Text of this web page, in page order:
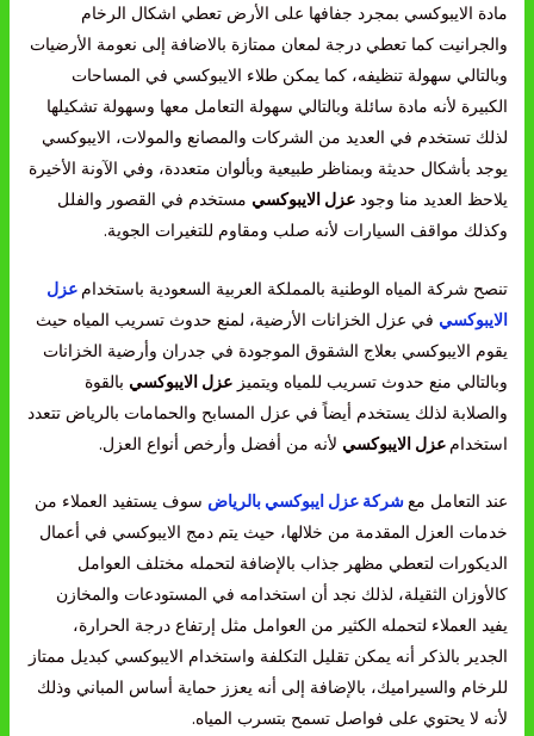
مادة الايبوكسي بمجرد جفافها على الأرض تعطي اشكال الرخام
والجرانيت كما تعطي درجة لمعان ممتازة بالاضافة إلى نعومة الأرضيات
وبالتالي سهولة تنظيفه، كما يمكن طلاء الايبوكسي في المساحات
الكبيرة لأنه مادة سائلة وبالتالي سهولة التعامل معها وسهولة تشكيلها
لذلك تستخدم في العديد من الشركات والمصانع والمولات، الايبوكسي
يوجد بأشكال حديثة وبمناظر طبيعية وبألوان متعددة، وفي الآونة الأخيرة
يلاحظ العديد منا وجود عزل الايبوكسي مستخدم في القصور والفلل
وكذلك مواقف السيارات لأنه صلب ومقاوم للتغيرات الجوية.
تنصح شركة المياه الوطنية بالمملكة العربية السعودية باستخدام عزل
الايبوكسي في عزل الخزانات الأرضية، لمنع حدوث تسريب المياه حيث
يقوم الايبوكسي بعلاج الشقوق الموجودة في جدران وأرضية الخزانات
وبالتالي منع حدوث تسريب للمياه ويتميز عزل الايبوكسي بالقوة
والصلابة لذلك يستخدم أيضاً في عزل المسابح والحمامات بالرياض تتعدد
استخدام عزل الايبوكسي لأنه من أفضل وأرخص أنواع العزل.
عند التعامل معشركة عزل ايبوكسي بالرياض سوف يستفيد العملاء من
خدمات العزل المقدمة من خلالها، حيث يتم دمج الايبوكسي في أعمال
الديكورات لتعطي مظهر جذاب بالإضافة لتحمله مختلف العوامل
كالأوزان الثقيلة، لذلك نجد أن استخدامه في المستودعات والمخازن
يفيد العملاء لتحمله الكثير من العوامل مثل إرتفاع درجة الحرارة،
الجدير بالذكر أنه يمكن تقليل التكلفة واستخدام الايبوكسي كبديل ممتاز
للرخام والسيراميك، بالإضافة إلى أنه يعزز حماية أساس المباني وذلك
لأنه لا يحتوي على فواصل تسمح بتسرب المياه.